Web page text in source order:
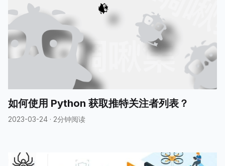
如何使用 Python 获取推特关注者列表？
2023-03-24 · 2分钟阅读